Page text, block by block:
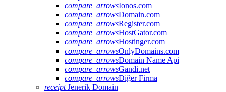
compare_arrowsIonos.com
compare_arrowsDomain.com
compare_arrowsRegister.com
compare_arrowsHostGator.com
compare_arrowsHostinger.com
compare_arrowsOnlyDomains.com
compare_arrowsDomain Name Api
compare_arrowsGandi.net
compare_arrowsDiğer Firma
receiptJenerik Domain